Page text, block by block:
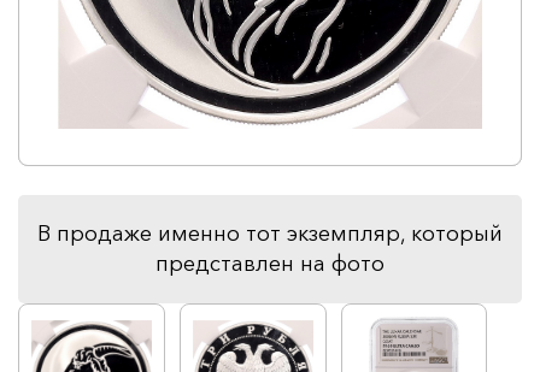
В продаже именно тот экземпляр, который
представлен на фото